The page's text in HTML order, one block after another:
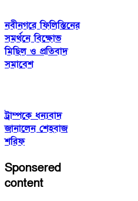
নবীনগরে ফিলিস্তিনের
সমর্থনে বিক্ষোভ
মিছিল ও প্রতিবাদ
সমাবেশ
ট্রাম্পকে ধন্যবাদ
জানালেন শেহবাজ
শরিফ
Sponsered
content